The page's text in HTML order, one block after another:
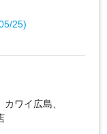
25)
ワイ広島、